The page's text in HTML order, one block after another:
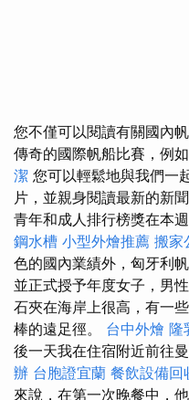
您不僅可以閱讀有關國內
傳奇的國際帆船比賽，例
潔 您可以輕鬆地與我們一
片，並親身閱讀最新的新聞
青年和成人排行榜獎在本
鋼水槽 小型外燴推薦 搬家
色的國內業績外，匈牙利
並正式授予年度女子，男
石夾在海岸上很高，有一
棒的遠足徑。 台中外燴 隆
後一天我在住宿附近前往
辦 台胞證宜蘭 餐飲設備回
來說，在第一次晚餐中，